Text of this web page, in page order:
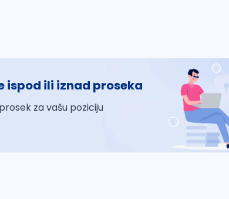
ispod ili iznad proseka
za vašu poziciju